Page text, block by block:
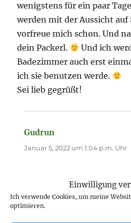
Einwilligung
Ich verwende Cookies, um meine
optimieren.
wenigstens für ein paar
werden mit der Aussicht auf
vorfreue mich schon. Und
dein Packerl.
Und ich
Badezimmer auch erst
ich sie benutzen werde.
Sei lieb gegrüßt!
Gudrun
Januar 5, 2022 um 1:04 p.m. Uhr
malerischer Kulisse. Ich
du dich sehr freust.